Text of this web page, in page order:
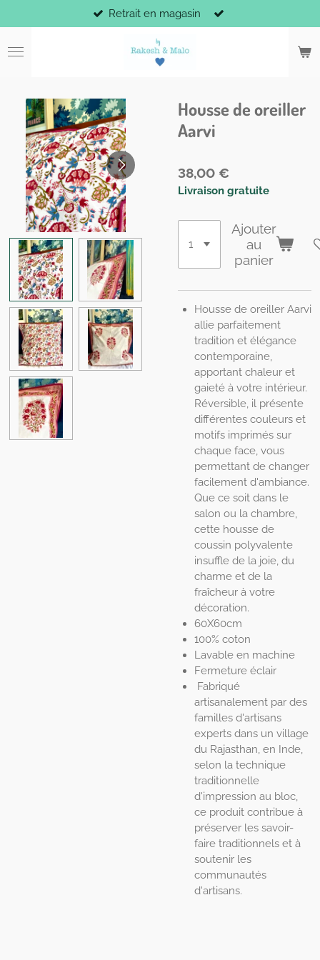
au
contenu
Retrait en magasin
Housse de oreiller
Aarvi
38,00 €
Livraison gratuite
Ajouter
au
panier
Housse de oreiller Aarvi
allie parfaitement
tradition et élégance
contemporaine,
apportant chaleur et
gaieté à votre intérieur.
Réversible, il présente
différentes couleurs et
motifs imprimés sur
chaque face, vous
permettant de changer
facilement d'ambiance.
Que ce soit dans le
salon ou la chambre,
cette housse de
coussin polyvalente
insuffle de la joie, du
charme et de la
fraîcheur à votre
décoration.
60X60cm
100% coton
Lavable en machine
Fermeture éclair
Fabriqué
artisanalement par des
familles d'artisans
experts dans un village
du Rajasthan, en Inde,
selon la technique
traditionnelle
d'impression au bloc,
ce produit contribue à
préserver les savoir-
faire traditionnels et à
soutenir les
communautés
d'artisans.